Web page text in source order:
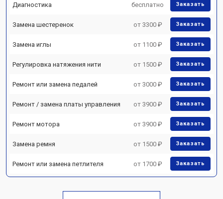
Диагностика бесплатно Заказать
Замена шестеренок от 3300 ₽ Заказать
Замена иглы от 1100 ₽ Заказать
Регулировка натяжения нити от 1500 ₽ Заказать
Ремонт или замена педалей от 3000 ₽ Заказать
Ремонт / замена платы управления от 3900 ₽ Заказать
Ремонт мотора от 3900 ₽ Заказать
Замена ремня от 1500 ₽ Заказать
Ремонт или замена петлителя от 1700 ₽ Заказать